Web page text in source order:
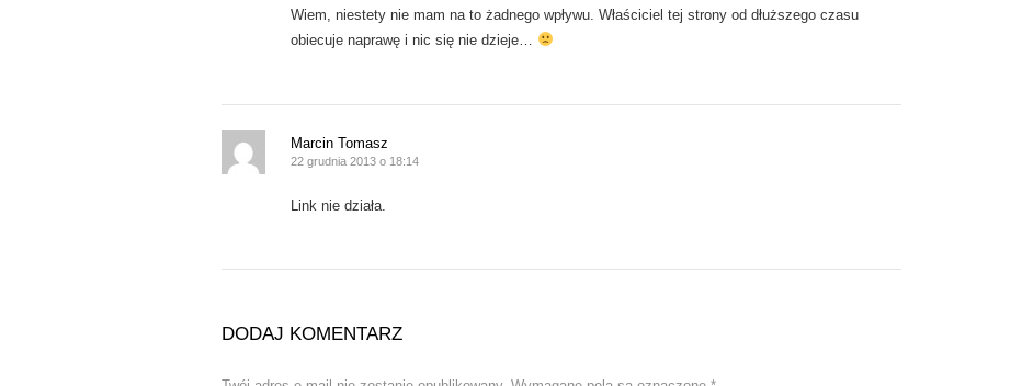
Wiem, niestety nie mam na to żadnego wpływu. Właściciel tej strony od dłuższego czasu
obiecuje naprawę i nic się nie dzieje…
Marcin Tomasz
22 grudnia 2013 o 18:14
Link nie działa.
DODAJ KOMENTARZ